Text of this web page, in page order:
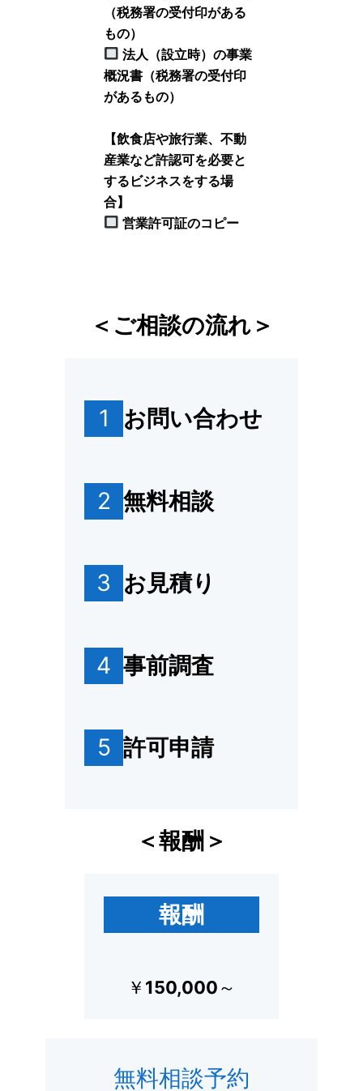
（税務署の受付印がある
もの）
法人（設立時）の事業
概況書（税務署の受付印
があるもの）
【飲食店や旅行業、不動
産業など許認可を必要と
するビジネスをする場
合】
営業許可証のコピー
＜ご相談の流れ＞
1 お問い合わせ
2 無料相談
3 お見積り
4 事前調査
5 許可申請
＜報酬＞
報酬
￥ 150,000～
無料相談予約